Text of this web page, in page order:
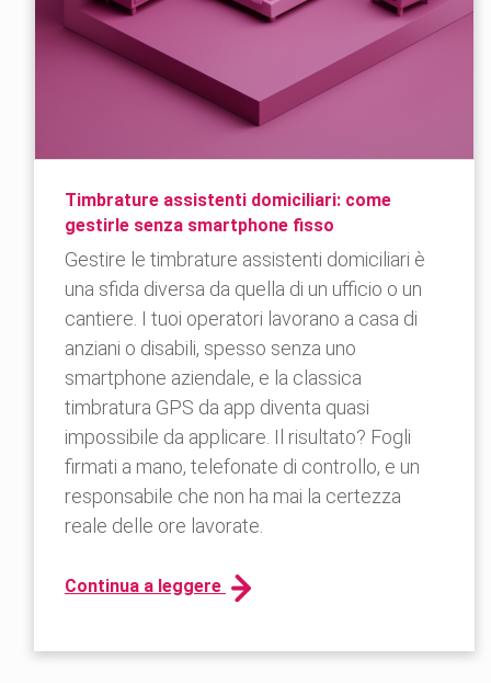
Timbrature assistenti domiciliari: come
gestirle senza smartphone fisso
Gestire le timbrature assistenti domiciliari è
una sfida diversa da quella di un ufficio o un
cantiere. I tuoi operatori lavorano a casa di
anziani o disabili, spesso senza uno
smartphone aziendale, e la classica
timbratura GPS da app diventa quasi
impossibile da applicare. Il risultato? Fogli
firmati a mano, telefonate di controllo, e un
responsabile che non ha mai la certezza
reale delle ore lavorate.
Continua a leggere